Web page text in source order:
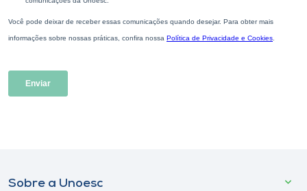
Sobre a Unoesc